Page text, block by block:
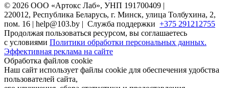
© 2026 ООО «Артокс Лаб», УНП 191700409 |
220012, Республика Беларусь, г. Минск, улица Толбухина, 2,
пом. 16 | help@103.by | Служба поддержки +375 291212755
Продолжая пользоваться ресурсом, вы соглашаетесь
с условиями Политики обработки персональных данных.
Эффективная реклама на сайте
Обработка файлов cookie
Наш сайт использует файлы cookie для обеспечения удобства
пользователей сайта,